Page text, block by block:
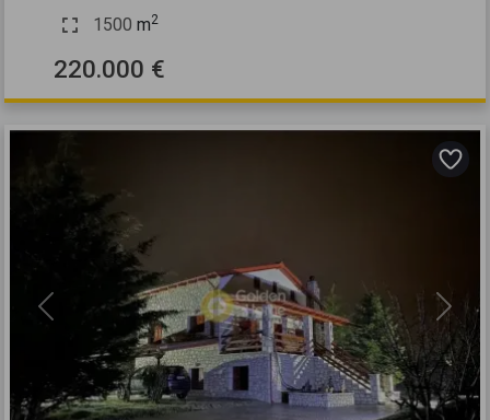
1500 m2
220.000 €
Previous Next